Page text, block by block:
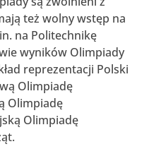
też wolny wstęp na
na Politechnikę
wyników Olimpiady
reprezentacji Polski
Olimpiadę
Olimpiadę
Olimpiadę